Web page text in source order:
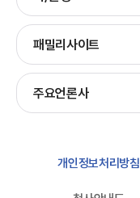
패밀리사이트
주요언론사
개인정보처리방침